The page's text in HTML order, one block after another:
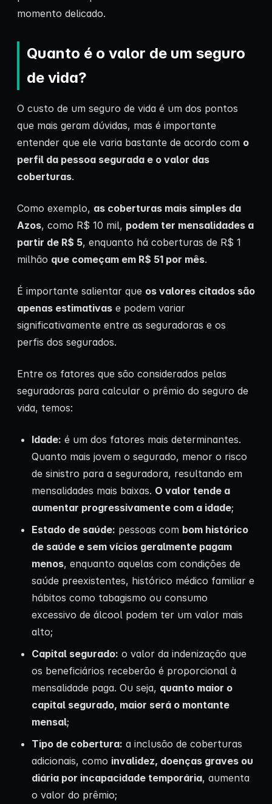
momento delicado.
Quanto é o valor de um seguro
de vida?
O custo de um seguro de vida é um dos pontos
que mais geram dúvidas, mas é importante
entender que ele varia bastante de acordo com o
perfil da pessoa segurada e o valor das
coberturas.
Como exemplo, as coberturas mais simples da
Azos, como R$ 10 mil, podem ter mensalidades a
partir de R$ 5, enquanto há coberturas de R$ 1
milhão que começam em R$ 51 por mês.
É importante salientar que os valores citados são
apenas estimativas e podem variar
significativamente entre as seguradoras e os
perfis dos segurados.
Entre os fatores que são considerados pelas
seguradoras para calcular o prêmio do seguro de
vida, temos:
Idade: é um dos fatores mais determinantes.
Quanto mais jovem o segurado, menor o risco
de sinistro para a seguradora, resultando em
mensalidades mais baixas. O valor tende a
aumentar progressivamente com a idade;
Estado de saúde: pessoas com bom histórico
de saúde e sem vícios geralmente pagam
menos, enquanto aquelas com condições de
saúde preexistentes, histórico médico familiar e
hábitos como tabagismo ou consumo
excessivo de álcool podem ter um valor mais
alto;
Capital segurado: o valor da indenização que
os beneficiários receberão é proporcional à
mensalidade paga. Ou seja, quanto maior o
capital segurado, maior será o montante
mensal;
Tipo de cobertura: a inclusão de coberturas
adicionais, como invalidez, doenças graves ou
diária por incapacidade temporária, aumenta
o valor do prêmio;